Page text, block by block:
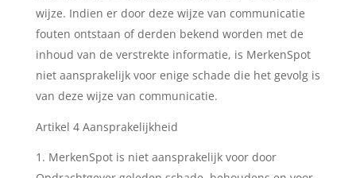
wijze. Indien er door deze wijze van communicatie
fouten ontstaan of derden bekend worden met de
inhoud van de verstrekte informatie, is MerkenSpot
niet aansprakelijk voor enige schade die het gevolg is
van deze wijze van communicatie.
Artikel 4 Aansprakelijkheid
MerkenSpot is niet aansprakelijk voor door